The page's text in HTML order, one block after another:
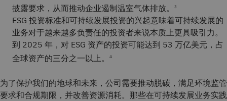
披露要求，从而推动企业遏制温室气体排放。
3
ESG 投资标准和可持续发展投资的兴起意味着可持续发展的
业务对于越来越多负责任的投资者来说本质上更具吸引力。
到 2025 年，对 ESG 资产的投资可能达到 53 万亿美元，占
全球资产的三分之一以上。
4
为了保护我们的地球和未来，公司需要推动脱碳，满足环境监管
要求和合规期限，并改善资源消耗。那些在可持续发展业务实践